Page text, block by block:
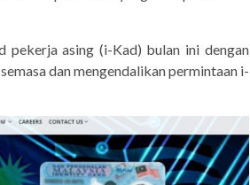
pekerja asing (i-Kad) bulan ini dengan
dan mengendalikan permintaan i-